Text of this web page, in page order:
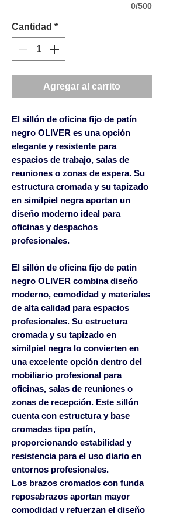
0/500
Cantidad *
Agregar al carrito
El sillón de oficina fijo de patín
negro OLIVER es una opción
elegante y resistente para
espacios de trabajo, salas de
reuniones o zonas de espera. Su
estructura cromada y su tapizado
en similpiel negra aportan un
diseño moderno ideal para
oficinas y despachos
profesionales.
El sillón de oficina fijo de patín
negro OLIVER combina diseño
moderno, comodidad y materiales
de alta calidad para espacios
profesionales. Su estructura
cromada y su tapizado en
similpiel negra lo convierten en
una excelente opción dentro del
mobiliario profesional para
oficinas, salas de reuniones o
zonas de recepción. Este sillón
cuenta con estructura y base
cromadas tipo patín,
proporcionando estabilidad y
resistencia para el uso diario en
entornos profesionales.
Los brazos cromados con funda
reposabrazos aportan mayor
comodidad y refuerzan el diseño